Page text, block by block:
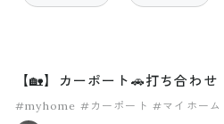
【🏡】カーポート🚗打ち合わせ
#myhome #カーポート #マイホーム